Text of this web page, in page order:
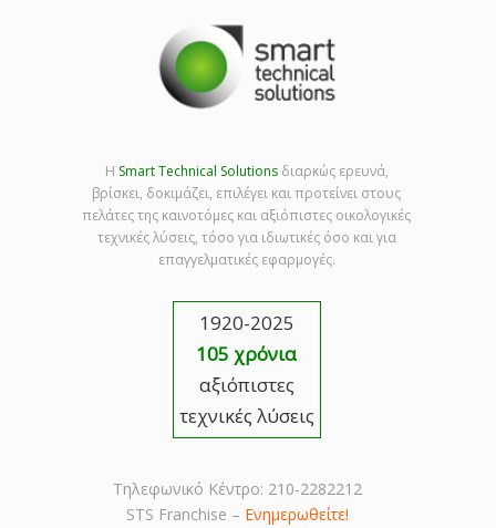
Η Smart Technical Solutionsδιαρκώς ερευνά,
βρίσκει, δοκιμάζει, επιλέγει και προτείνει στους
πελάτες της καινοτόμες και αξιόπιστες οικολογικές
τεχνικές λύσεις, τόσο για ιδιωτικές όσο και για
επαγγελματικές εφαρμογές.
1920-2025
105 χρόνια
αξιόπιστες
τεχνικές λύσεις
Τηλεφωνικό Κέντρο: 210-2282212
STS Franchise – Ενημερωθείτε!